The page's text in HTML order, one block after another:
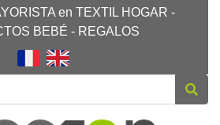
en TEXTIL HOGAR -
BEBÉ - REGALOS